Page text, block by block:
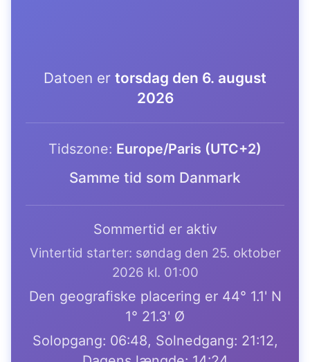
Datoen er torsdag den 6. august
2026
Tidszone: Europe/Paris (UTC+2)
Samme tid som Danmark
Sommertid er aktiv
Vintertid starter: søndag den 25. oktober
2026 kl. 01:00
Den geografiske placering er 44° 1.1' N
1° 21.3' Ø
Solopgang: 06:48, Solnedgang: 21:12,